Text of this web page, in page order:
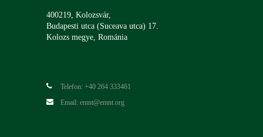
400219, Kolozsvár,
Budapesti utca (Suceava utca) 17.
Kolozs megye, Románia
Telefon: +40 264 333461
Email: emnt@emnt.org